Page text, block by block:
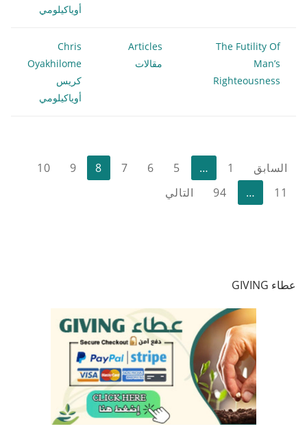
أوياكيلومي
The Futility Of
Man’s
Righteousness
Articles
مقالات
Chris
Oyakhilome
كريس
أوياكيلومي
تعدد
صفحات
المقالات
السابق 1
…
5
6
7
8
9
10
11
…
94 التالي
عطاء GIVING